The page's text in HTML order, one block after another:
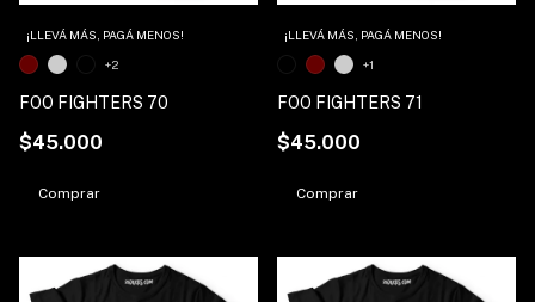
FOO FIGHTERS 70
$45.000
¡LLEVÁ MÁS, PAGÁ MENOS!
+2
Comprar
FOO FIGHTERS 71
$45.000
¡LLEVÁ MÁS, PAGÁ MENOS!
+1
Comprar